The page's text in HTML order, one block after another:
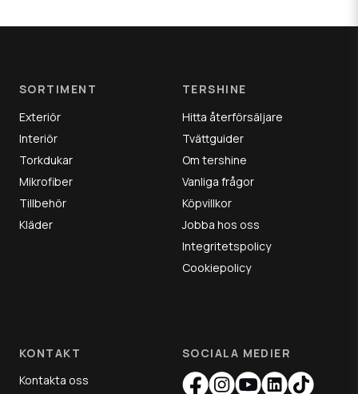
SORTIMENT
Exteriör
Interiör
Torkdukar
Mikrofiber
Tillbehör
Kläder
TERSHINE
Hitta återförsäljare
Tvättguider
Om tershine
Vanliga frågor
Köpvillkor
Jobba hos oss
Integritetspolicy
Cookiepolicy
KONTAKT
Kontakta oss
SOCIALA MEDIER